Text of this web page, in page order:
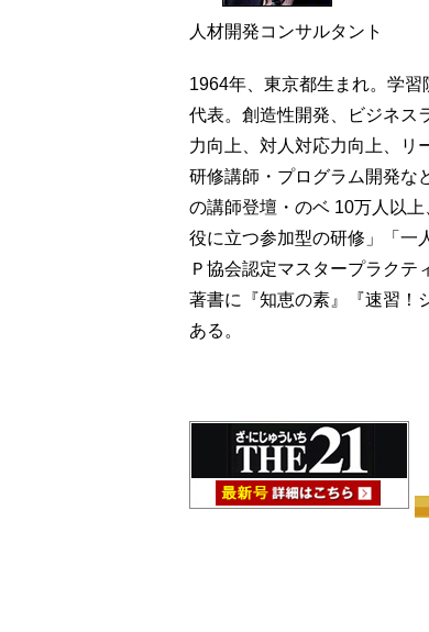
人材開発コンサルタント
1964年、東京都生まれ。学習
代表。創造性開発、ビジネス
力向上、対人対応力向上、リ
研修講師・プログラム開発な
の講師登壇・のベ 10万人以
役に立つ参加型の研修」「一
Ｐ協会認定マスタープラクテ
著書に『知恵の素』『速習！
ある。